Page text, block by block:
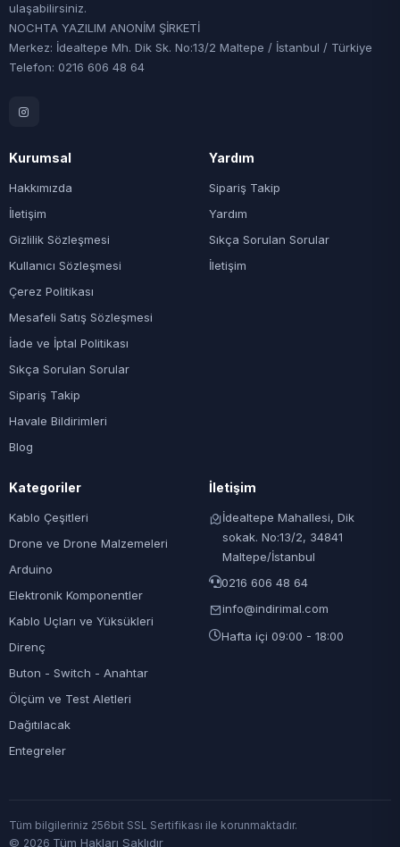
ulaşabilirsiniz.
NOCHTA YAZILIM ANONİM ŞİRKETİ
Merkez: İdealtepe Mh. Dik Sk. No:13/2 Maltepe / İstanbul / Türkiye
Telefon: 0216 606 48 64
Kurumsal
Hakkımızda
İletişim
Gizlilik Sözleşmesi
Kullanıcı Sözleşmesi
Çerez Politikası
Mesafeli Satış Sözleşmesi
İade ve İptal Politikası
Sıkça Sorulan Sorular
Sipariş Takip
Havale Bildirimleri
Blog
Yardım
Sipariş Takip
Yardım
Sıkça Sorulan Sorular
İletişim
Kategoriler
Kablo Çeşitleri
Drone ve Drone Malzemeleri
Arduino
Elektronik Komponentler
Kablo Uçları ve Yüksükleri
Direnç
Buton - Switch - Anahtar
Ölçüm ve Test Aletleri
Dağıtılacak
Entegreler
İletişim
İdealtepe Mahallesi, Dik
sokak. No:13/2, 34841
Maltepe/İstanbul
0216 606 48 64
info@indirimal.com
Hafta içi 09:00 - 18:00
Tüm bilgileriniz 256bit SSL Sertifikası ile korunmaktadır.
© 2026 Tüm Hakları Saklıdır